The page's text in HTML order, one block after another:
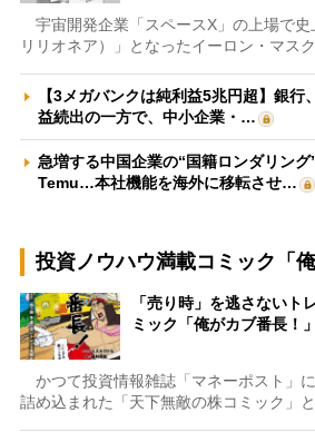
宇宙開発企業「スペースX」の上場で史
リリオネア）」となったイーロン・マス
【3メガバンクは純利益5兆円超】銀行
益続出の一方で、中小企業・…
急増する中国企業の“国籍ロンダリン
Temu…本社機能を海外に移転させ…
投資ノウハウ満載コミック「
「売り時」を逃さない
ミック「俺がカブ番長！
かつて投資情報雑誌「マネーポスト」
詰め込まれた「天下無敵の株コミック」